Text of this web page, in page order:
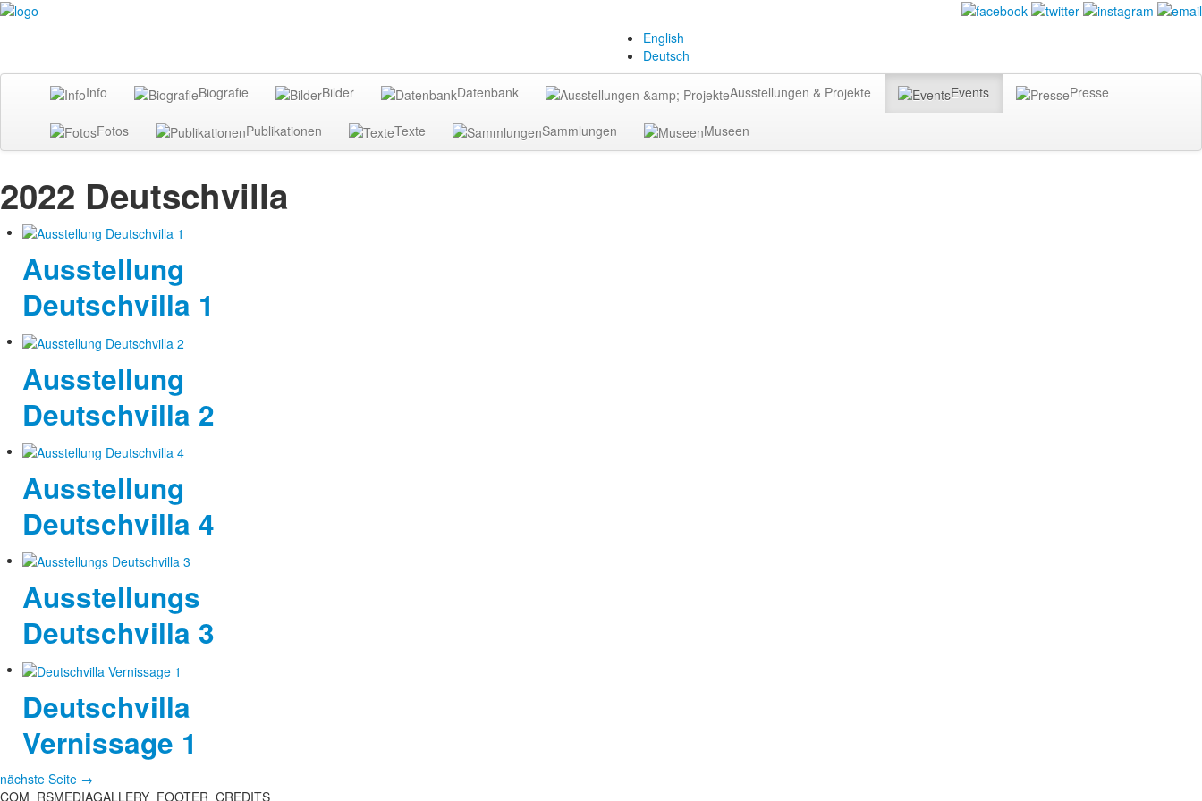
English
Deutsch
Info Biografie Bilder Datenbank Ausstellungen & Projekte Events Presse
Fotos Publikationen Texte Sammlungen Museen
2022 Deutschvilla
Ausstellung
Deutschvilla 1
Ausstellung
Deutschvilla 2
Ausstellung
Deutschvilla 4
Ausstellungs
Deutschvilla 3
Deutschvilla
Vernissage 1
nächste Seite →
COM_RSMEDIAGALLERY_FOOTER_CREDITS